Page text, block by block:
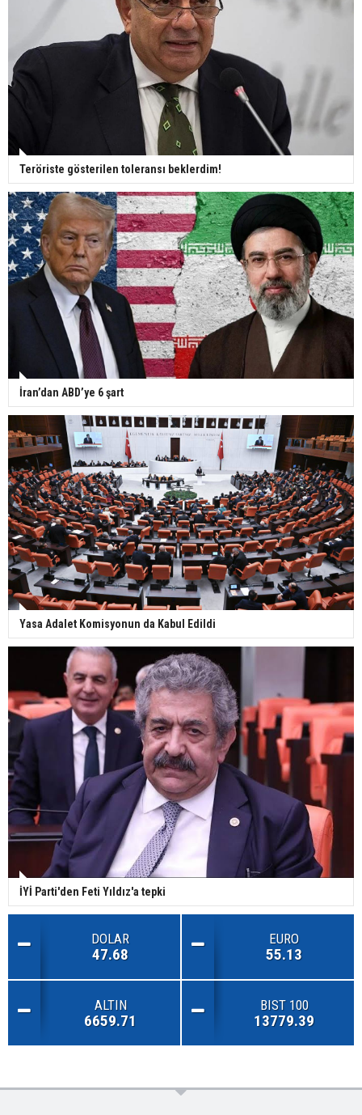
Teröriste gösterilen toleransı beklerdim!
İran’dan ABD’ye 6 şart
Yasa Adalet Komisyonun da Kabul Edildi
İYİ Parti'den Feti Yıldız'a tepki
DOLAR
47.68
EURO
55.13
ALTIN
6659.71
BIST 100
13779.39